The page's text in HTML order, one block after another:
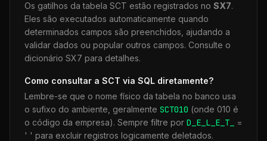
Os gatilhos da tabela SCT estão registrados no SX7.
Eles são executados automaticamente quando
determinados campos são preenchidos, ajudando a
validar dados ou popular outros campos. Consulte o
dicionário SX7 para detalhes.
Como consultar a SCT via SQL diretamente?
Lembre-se que o nome físico da tabela no banco usa
o sufixo do ambiente, geralmente SCT010 (onde 010 é
o código da empresa). Sempre filtre por D_E_L_E_T_
=
' ' para excluir registros logicamente deletados.